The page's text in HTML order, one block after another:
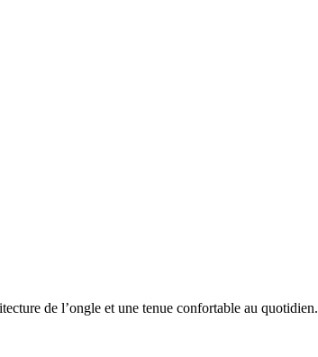
de l’ongle et une tenue confortable au quotidien.